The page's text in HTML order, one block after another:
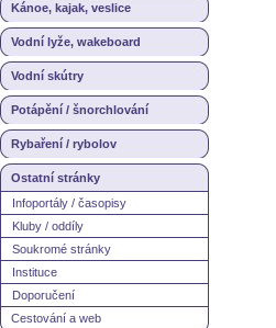
Kánoe, kajak, veslice
Vodní lyže, wakeboard
Vodní skútry
Potápění / šnorchlování
Rybaření / rybolov
Ostatní stránky
Infoportály / časopisy
Kluby / oddíly
Soukromé stránky
Instituce
Doporučení
Cestování a web